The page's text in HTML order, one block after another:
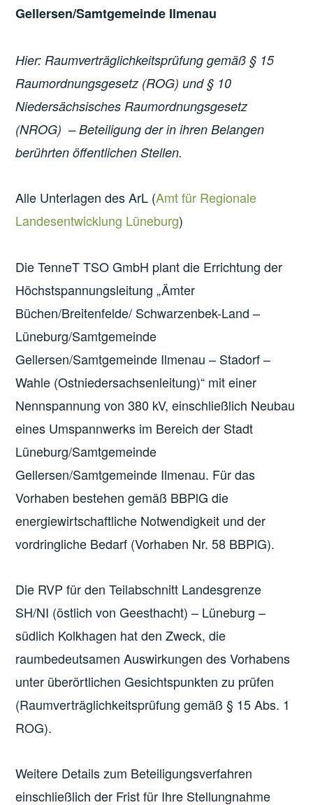
Gellersen/Samtgemeinde Ilmenau
Hier: Raumverträglichkeitsprüfung gemäß § 15
Raumordnungsgesetz (ROG) und § 10
Niedersächsisches Raumordnungsgesetz
(NROG) – Beteiligung der in ihren Belangen
berührten öffentlichen Stellen.
Alle Unterlagen des ArL (Amt für Regionale
Landesentwicklung Lüneburg)
Die TenneT TSO GmbH plant die Errichtung der
Höchstspannungsleitung „Ämter
Büchen/Breitenfelde/ Schwarzenbek-Land –
Lüneburg/Samtgemeinde
Gellersen/Samtgemeinde Ilmenau – Stadorf –
Wahle (Ostniedersachsenleitung)“ mit einer
Nennspannung von 380 kV, einschließlich Neubau
eines Umspannwerks im Bereich der Stadt
Lüneburg/Samtgemeinde
Gellersen/Samtgemeinde Ilmenau. Für das
Vorhaben bestehen gemäß BBPlG die
energiewirtschaftliche Notwendigkeit und der
vordringliche Bedarf (Vorhaben Nr. 58 BBPlG).
Die RVP für den Teilabschnitt Landesgrenze
SH/NI (östlich von Geesthacht) – Lüneburg –
südlich Kolkhagen hat den Zweck, die
raumbedeutsamen Auswirkungen des Vorhabens
unter überörtlichen Gesichtspunkten zu prüfen
(Raumverträglichkeitsprüfung gemäß § 15 Abs. 1
ROG).
Weitere Details zum Beteiligungsverfahren
einschließlich der Frist für Ihre Stellungnahme